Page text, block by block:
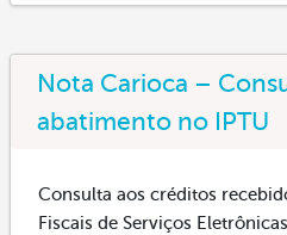
Nota Carioca –
abatimento no IPTU
Consulta aos créditos
Fiscais de Serviços